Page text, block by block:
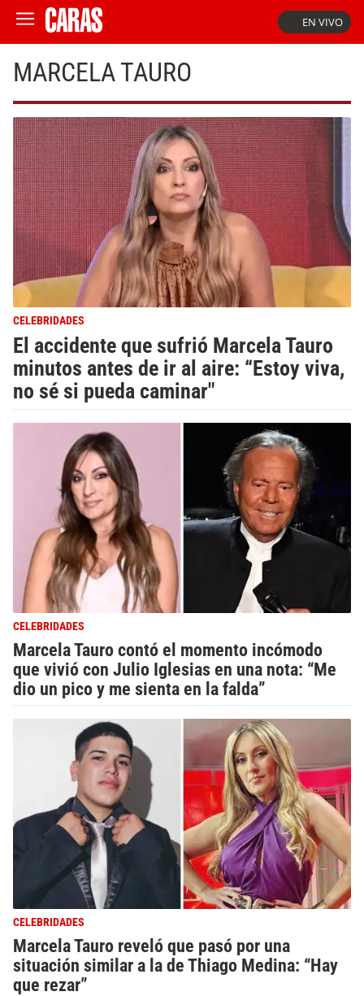
EN VIVO
MARCELA TAURO
CELEBRIDADES
El accidente que sufrió Marcela Tauro
minutos antes de ir al aire: “Estoy viva,
no sé si pueda caminar"
CELEBRIDADES
Marcela Tauro contó el momento incómodo
que vivió con Julio Iglesias en una nota: “Me
dio un pico y me sienta en la falda”
CELEBRIDADES
Marcela Tauro reveló que pasó por una
situación similar a la de Thiago Medina: “Hay
que rezar”